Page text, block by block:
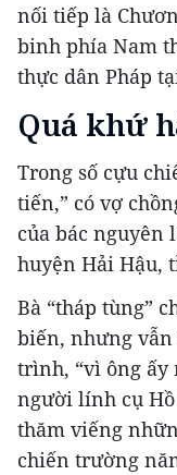
nối tiếp là
binh phía Nam
thực dân Pháp
Quá khứ
Trong số cựu
tiến,” có vợ
của bác nguyên
huyện Hải Hậu,
Bà “tháp tùng”
biến, nhưng
trình, “vì ông
người lính cụ
thăm viếng
chiến trường